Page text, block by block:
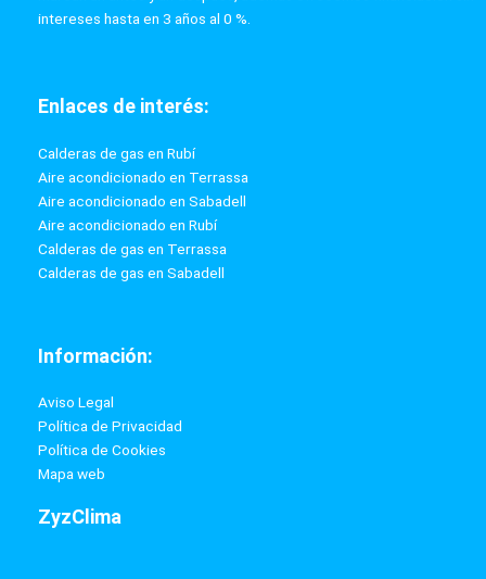
intereses hasta en 3 años al 0 %.
Enlaces de interés:
Calderas de gas en Rubí
Aire acondicionado en Terrassa
Aire acondicionado en Sabadell
Aire acondicionado en Rubí
Calderas de gas en Terrassa
Calderas de gas en Sabadell
Información:
Aviso Legal
Política de Privacidad
Política de Cookies
Mapa web
ZyzClima